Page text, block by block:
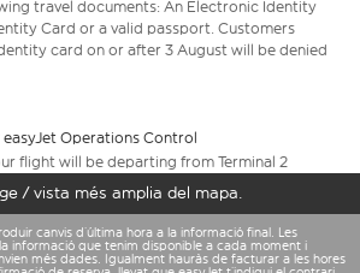
travel documents: An Electronic Identity
Card or a valid passport. Customers
card on or after 3 August will be denied
Operations Control
flight will be departing from Terminal 2
/ vista més amplia del mapa.
canvis d’última hora a la informació final. Les
informació que tenim disponible a cada moment i
més dades. Igualment hauràs de facturar a les hores